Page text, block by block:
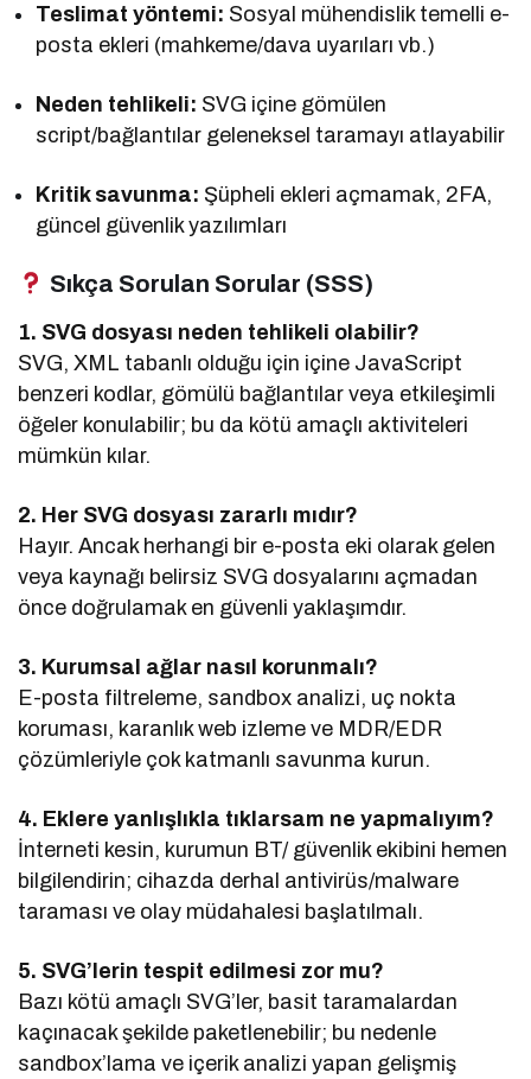
Teslimat yöntemi: Sosyal mühendislik temelli e-
posta ekleri (mahkeme/dava uyarıları vb.)
Neden tehlikeli: SVG içine gömülen
script/bağlantılar geleneksel taramayı atlayabilir
Kritik savunma: Şüpheli ekleri açmamak, 2FA,
güncel güvenlik yazılımları
Sıkça Sorulan Sorular (SSS)
1. SVG dosyası neden tehlikeli olabilir?
SVG, XML tabanlı olduğu için içine JavaScript
benzeri kodlar, gömülü bağlantılar veya etkileşimli
öğeler konulabilir; bu da kötü amaçlı aktiviteleri
mümkün kılar.
2. Her SVG dosyası zararlı mıdır?
Hayır. Ancak herhangi bir e-posta eki olarak gelen
veya kaynağı belirsiz SVG dosyalarını açmadan
önce doğrulamak en güvenli yaklaşımdır.
3. Kurumsal ağlar nasıl korunmalı?
E-posta filtreleme, sandbox analizi, uç nokta
koruması, karanlık web izleme ve MDR/EDR
çözümleriyle çok katmanlı savunma kurun.
4. Eklere yanlışlıkla tıklarsam ne yapmalıyım?
İnterneti kesin, kurumun BT/ güvenlik ekibini hemen
bilgilendirin; cihazda derhal antivirüs/malware
taraması ve olay müdahalesi başlatılmalı.
5. SVG’lerin tespit edilmesi zor mu?
Bazı kötü amaçlı SVG’ler, basit taramalardan
kaçınacak şekilde paketlenebilir; bu nedenle
sandbox’lama ve içerik analizi yapan gelişmiş